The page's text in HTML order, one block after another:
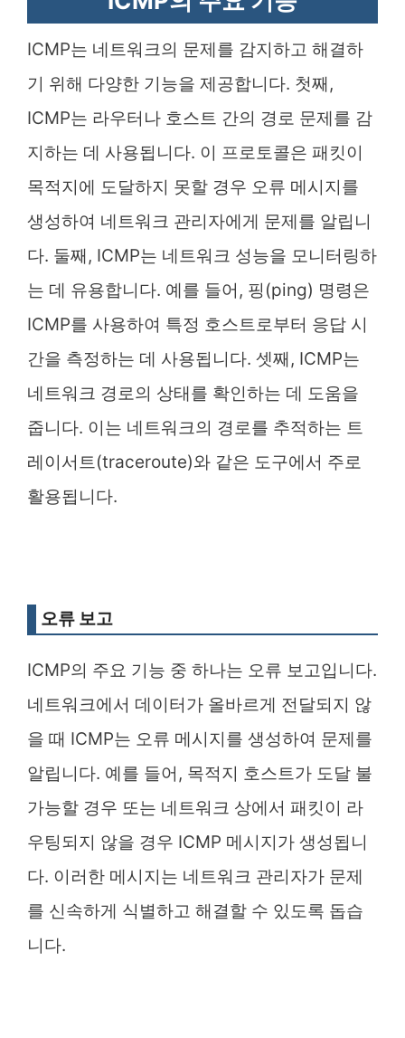
ICMP는 네트워크의 문제를 감지하고 해결하
기 위해 다양한 기능을 제공합니다. 첫째,
ICMP는 라우터나 호스트 간의 경로 문제를 감
지하는 데 사용됩니다. 이 프로토콜은 패킷이
목적지에 도달하지 못할 경우 오류 메시지를
생성하여 네트워크 관리자에게 문제를 알립니
다. 둘째, ICMP는 네트워크 성능을 모니터링하
는 데 유용합니다. 예를 들어, 핑(ping) 명령은
ICMP를 사용하여 특정 호스트로부터 응답 시
간을 측정하는 데 사용됩니다. 셋째, ICMP는
네트워크 경로의 상태를 확인하는 데 도움을
줍니다. 이는 네트워크의 경로를 추적하는 트
레이서트(traceroute)와 같은 도구에서 주로
활용됩니다.
오류 보고
ICMP의 주요 기능 중 하나는 오류 보고입니다.
네트워크에서 데이터가 올바르게 전달되지 않
을 때 ICMP는 오류 메시지를 생성하여 문제를
알립니다. 예를 들어, 목적지 호스트가 도달 불
가능할 경우 또는 네트워크 상에서 패킷이 라
우팅되지 않을 경우 ICMP 메시지가 생성됩니
다. 이러한 메시지는 네트워크 관리자가 문제
를 신속하게 식별하고 해결할 수 있도록 돕습
니다.